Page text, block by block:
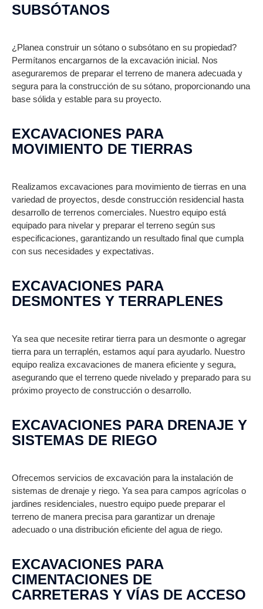
SUBSÓTANOS
¿Planea construir un sótano o subsótano en su propiedad?
Permítanos encargarnos de la excavación inicial. Nos
aseguraremos de preparar el terreno de manera adecuada y
segura para la construcción de su sótano, proporcionando una
base sólida y estable para su proyecto.
EXCAVACIONES PARA
MOVIMIENTO DE TIERRAS
Realizamos excavaciones para movimiento de tierras en una
variedad de proyectos, desde construcción residencial hasta
desarrollo de terrenos comerciales. Nuestro equipo está
equipado para nivelar y preparar el terreno según sus
especificaciones, garantizando un resultado final que cumpla
con sus necesidades y expectativas.
EXCAVACIONES PARA
DESMONTES Y TERRAPLENES
Ya sea que necesite retirar tierra para un desmonte o agregar
tierra para un terraplén, estamos aquí para ayudarlo. Nuestro
equipo realiza excavaciones de manera eficiente y segura,
asegurando que el terreno quede nivelado y preparado para su
próximo proyecto de construcción o desarrollo.
EXCAVACIONES PARA DRENAJE Y
SISTEMAS DE RIEGO
Ofrecemos servicios de excavación para la instalación de
sistemas de drenaje y riego. Ya sea para campos agrícolas o
jardines residenciales, nuestro equipo puede preparar el
terreno de manera precisa para garantizar un drenaje
adecuado o una distribución eficiente del agua de riego.
EXCAVACIONES PARA
CIMENTACIONES DE
CARRETERAS Y VÍAS DE ACCESO